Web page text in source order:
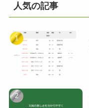
人気の記事